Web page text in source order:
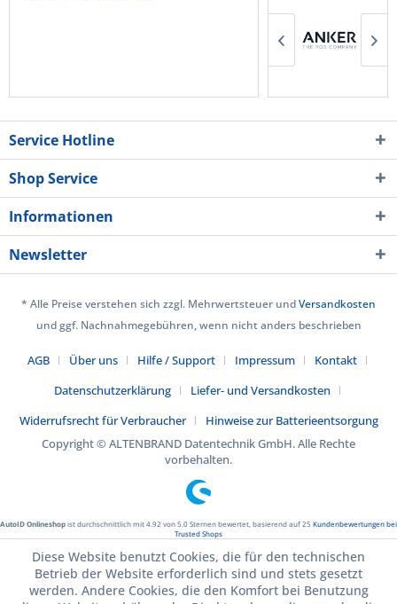
Service Hotline
Shop Service
Informationen
Newsletter
* Alle Preise verstehen sich zzgl. Mehrwertsteuer undVersandkosten
und ggf. Nachnahmegebühren, wenn nicht anders beschrieben
AGB Über uns Hilfe / Support Impressum
Kontakt
Datenschutzerklärung
Liefer- und Versandkosten
Widerrufsrecht für Verbraucher
Hinweise zur Batterieentsorgung
Copyright © ALTENBRAND Datentechnik GmbH. Alle Rechte
vorbehalten.
AutoID Onlineshopist durchschnittlich mit4.92 von5.0Sternen bewertet, basierend auf25 Kundenbewertungen bei
Trusted Shops
Diese Website benutzt Cookies, die für den technischen
Betrieb der Website erforderlich sind und stets gesetzt
werden. Andere Cookies, die den Komfort bei Benutzung